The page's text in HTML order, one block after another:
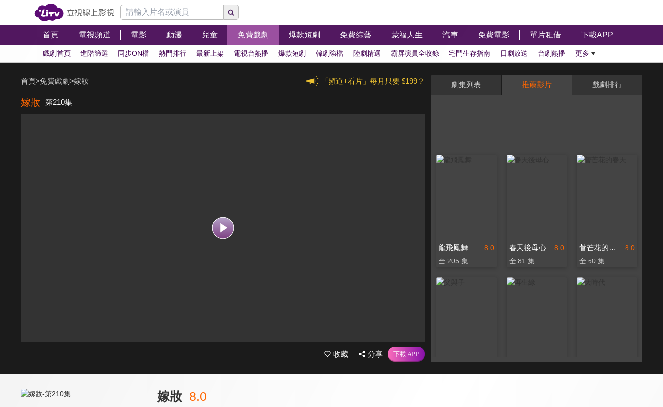
首頁 電視頻道 電影 動漫 兒童 免費戲劇 爆款短劇 免費綜藝 蒙福人生 汽車 免費電影 單片租借 下載APP
戲劇首頁 進階篩選 同步ON檔 熱門排行 最新上架 電視台熱播 爆款短劇 韓劇強檔 陸劇精選 霸屏演員全收錄 宅鬥生存指南 日劇放送 台劇熱播 更多
「頻道+看片」每月只要 $199？
首頁>免費戲劇>嫁妝
嫁妝 第210集
收藏 分享
劇集列表 推薦影片 戲劇排行
8.0
龍飛鳳舞
全 205 集
8.0
春天後母心
全 81 集
8.0
菅芒花的春天
全 60 集
嫁妝 8.0